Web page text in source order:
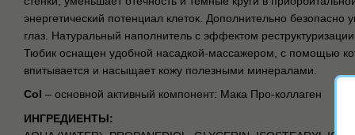
энергетический потенциал клеток. Дополнительно безопасно
глаз. Натуральный наполнитель с эффектом реструктуризации.
Тюбик оснащен удобной насадкой-массажером, с помощью
впитывается и насыщает кожу полезными минералами.
Col – основной активный компонент: Мака Про-коллаген
ИНГРЕДИЕНТЫ: